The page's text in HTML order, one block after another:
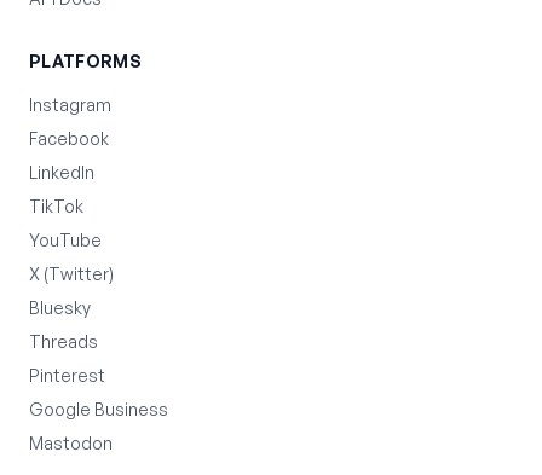
PLATFORMS
Instagram
Facebook
LinkedIn
TikTok
YouTube
X (Twitter)
Bluesky
Threads
Pinterest
Google Business
Mastodon